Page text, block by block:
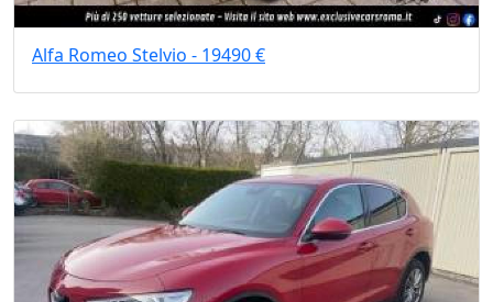
Alfa Romeo Stelvio - 19490 €